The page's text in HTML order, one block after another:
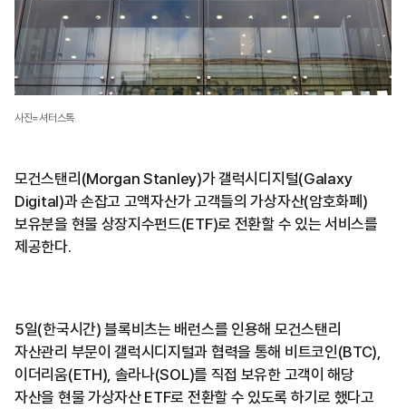
사진=셔터스톡
모건스탠리(Morgan Stanley)가 갤럭시디지털(Galaxy
Digital)과 손잡고 고액자산가 고객들의 가상자산(암호화폐)
보유분을 현물 상장지수펀드(ETF)로 전환할 수 있는 서비스를
제공한다.
5일(한국시간) 블록비츠는 배런스를 인용해 모건스탠리
자산관리 부문이 갤럭시디지털과 협력을 통해 비트코인(BTC),
이더리움(ETH), 솔라나(SOL)를 직접 보유한 고객이 해당
자산을 현물 가상자산 ETF로 전환할 수 있도록 하기로 했다고